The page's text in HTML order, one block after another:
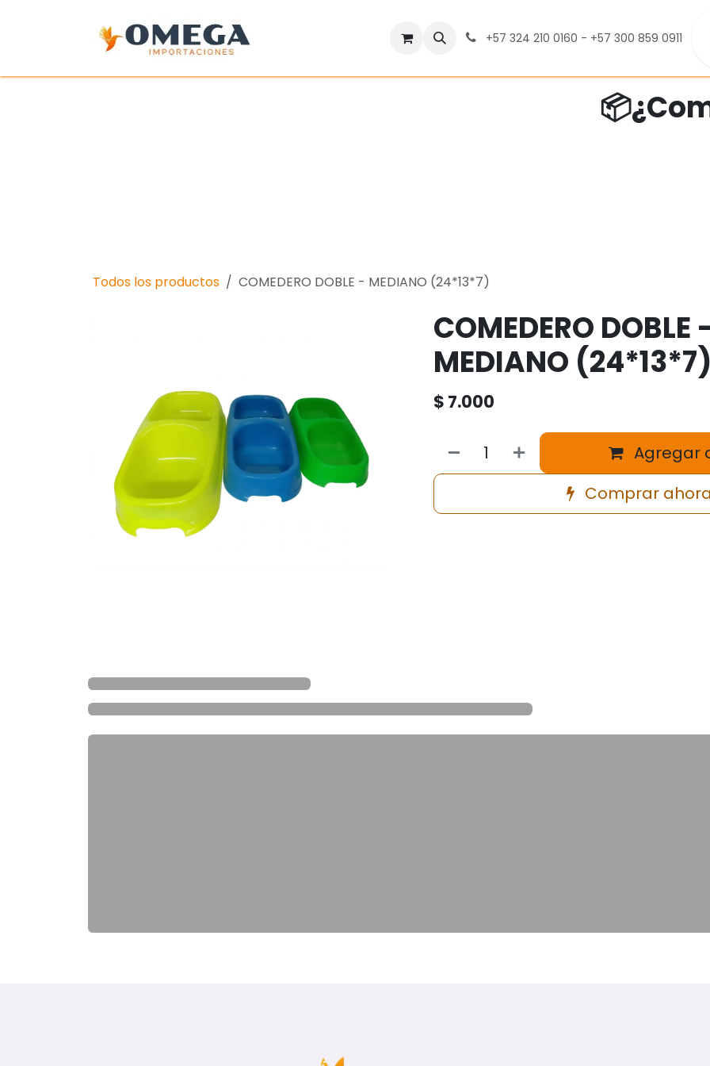
Blog Contáctenos Política de Cambios,
+57 324 210 0160 - +57 300 859 0911
Todos los productos COMEDERO DOBLE - MEDIANO (24*13*7)
COMEDERO DOBLE
MEDIANO (24*13*7)
$ 7.000
Agregar
Comprar ahora